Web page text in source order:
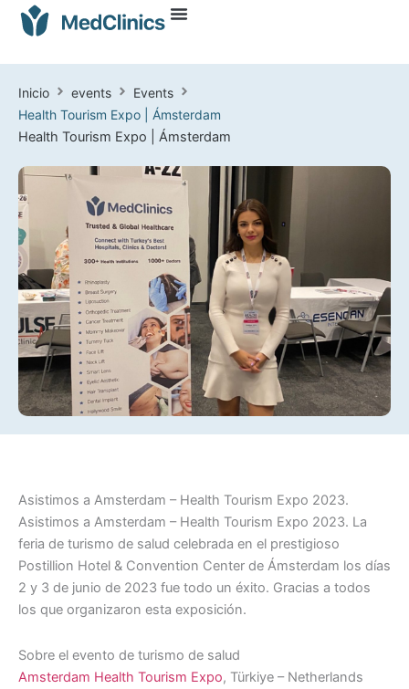
Health Tourism Expo | Ámsterdam
Inicio events
Events
Health Tourism Expo | Ámsterdam
Asistimos a Amsterdam – Health Tourism Expo 2023.
Asistimos a Amsterdam – Health Tourism Expo 2023. La
feria de turismo de salud celebrada en el prestigioso
Postillion Hotel & Convention Center de Ámsterdam los días
2 y 3 de junio de 2023 fue todo un éxito. Gracias a todos
los que organizaron esta exposición.
Sobre el evento de turismo de salud
Amsterdam Health Tourism Expo, Türkiye – Netherlands